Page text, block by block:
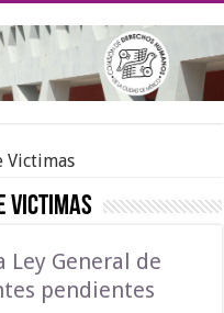
Victimas
Victimas
Ley General de
pendientes